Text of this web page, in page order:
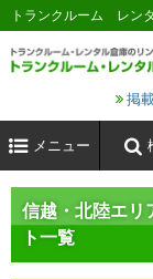
掲
メニュー
信越・北陸エリ
ト一覧